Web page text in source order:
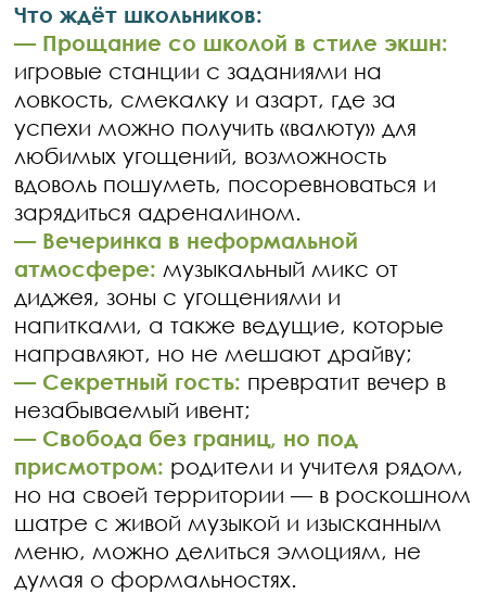
Что ждёт школьников:
— Прощание со школой в стиле экшн:
игровые станции с заданиями на
ловкость, смекалку и азарт, где за
успехи можно получить «валюту» для
любимых угощений, возможность
вдоволь пошуметь, посоревноваться и
зарядиться адреналином.
— Вечеринка в неформальной
атмосфере: музыкальный микс от
диджея, зоны с угощениями и
напитками, а также ведущие, которые
направляют, но не мешают драйву;
— Секретный гость: превратит вечер в
незабываемый ивент;
— Свобода без границ, но под
присмотром: родители и учителя рядом,
но на своей территории — в роскошном
шатре с живой музыкой и изысканным
меню, можно делиться эмоциям, не
думая о формальностях.